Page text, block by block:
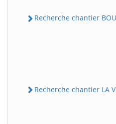
Recherche chantier
Recherche chantier LA